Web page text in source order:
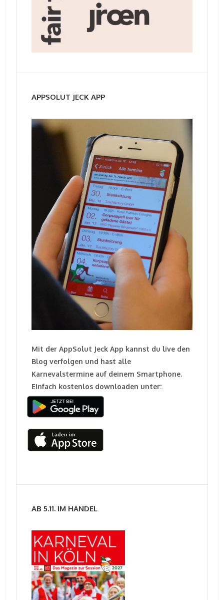
APPSOLUT JECK APP
Mit der AppSolut Jeck App kannst du live den
Blog verfolgen und hast alle
Karnevalstermine auf deinem Smartphone.
Einfach kostenlos downloaden unter:
AB 5.11. IM HANDEL